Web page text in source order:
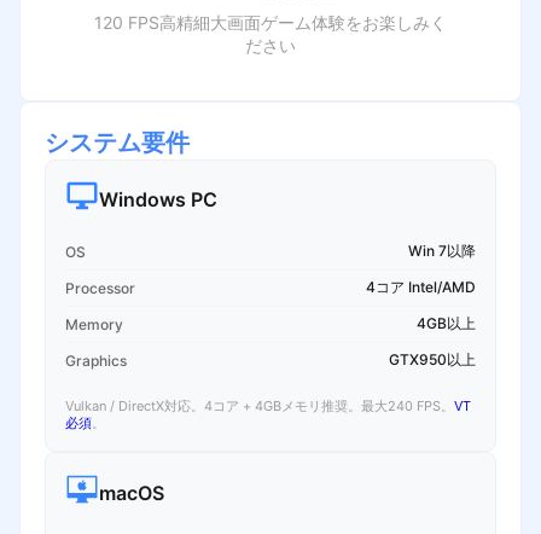
120 FPS高精細大画面ゲーム体験をお楽しみく
ださい
システム要件
Windows PC
OS Win 7以降
Processor 4コア Intel/AMD
Memory 4GB以上
Graphics GTX950以上
Vulkan / DirectX対応。4コア + 4GBメモリ推奨。最大240 FPS。 VT
必須。
macOS